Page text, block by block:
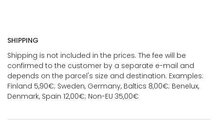
SHIPPING
Shipping is not included in the prices. The fee will be
confirmed to the customer by a separate e-mail and
depends on the parcel's size and destination. Examples:
Finland 5,90€; Sweden, Germany, Baltics 8,00€; Benelux,
Denmark, Spain 12,00€; Non-EU 35,00€